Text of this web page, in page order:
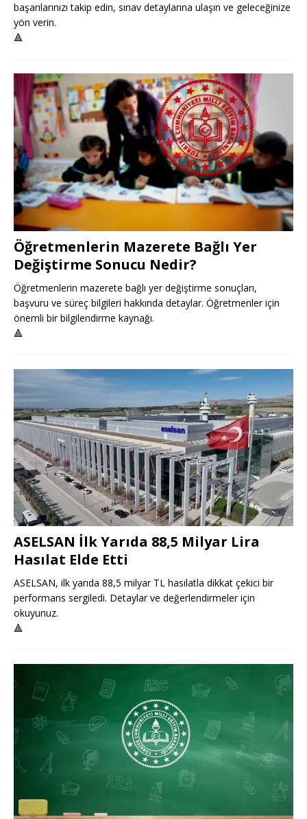
başarılarınızı takip edin, sınav detaylarına ulaşın ve geleceğinize
yön verin.
🔺
Öğretmenlerin Mazerete Bağlı Yer
Değiştirme Sonucu Nedir?
Öğretmenlerin mazerete bağlı yer değiştirme sonuçları,
başvuru ve süreç bilgileri hakkında detaylar. Öğretmenler için
önemli bir bilgilendirme kaynağı.
🔺
ASELSAN İlk Yarıda 88,5 Milyar Lira
Hasılat Elde Etti
ASELSAN, ilk yarıda 88,5 milyar TL hasılatla dikkat çekici bir
performans sergiledi. Detaylar ve değerlendirmeler için
okuyunuz.
🔺